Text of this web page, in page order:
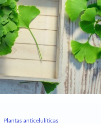
Plantas anticelulíticas